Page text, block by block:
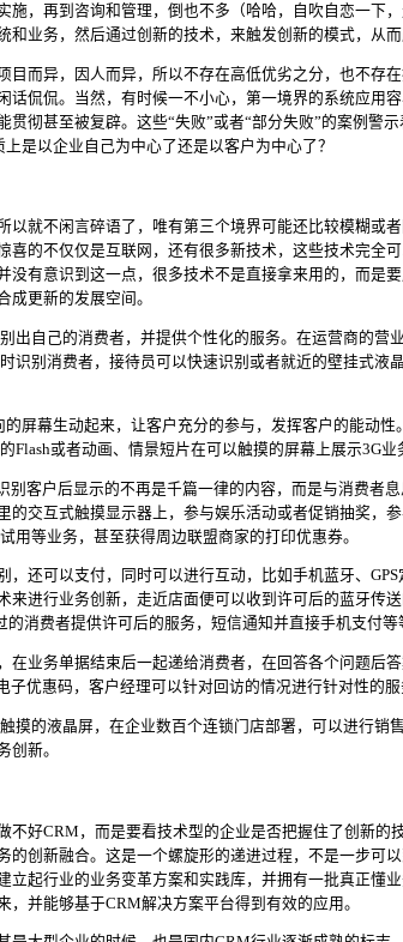
施，再到咨询和管理，倒也不多（哈哈，自吹自恋一下
业务，然后通过创新的技术，来触发创新的模式，从而
目而异，因人而异，所以不存在高低优劣之分，也不存
话侃侃。当然，有时候一不小心，第一境界的系统应用容
贯彻甚至被复辟。这些“失败”或者“部分失败”的案例警
是以企业自己为中心了还是以客户为中心了？
就不闲言碎语了，唯有第三个境界可能还比较模糊或者
喜的不仅仅是互联网，还有很多新技术，这些技术完全
没有意识到这一点，很多技术不是直接拿来用的，而是
成更新的发展空间。
出自己的消费者，并提供个性化的服务。在运营商的营
识别消费者，接待员可以快速识别或者就近的壁挂式液
的屏幕生动起来，让客户充分的参与，发挥客户的能动
Flash或者动画、情景短片在可以触摸的屏幕上展示3G业
别客户后显示的不再是千篇一律的内容，而是与消费者
的交互式触摸显示器上，参与娱乐活动或者促销抽奖，
用等业务，甚至获得周边联盟商家的打印优惠券。
，还可以支付，同时可以进行互动，比如手机蓝牙、
进行业务创新，走近店面便可以收到许可后的蓝牙传送
消费者提供许可后的服务，短信通知并直接手机支付等
在业务单据结束后一起递给消费者，在回答各个问题后
优惠码，客户经理可以针对回访的情况进行针对性的服
摸的液晶屏，在企业数百个连锁门店部署，可以进行销
创新。
不好CRM，而是要看技术型的企业是否把握住了创新的
的创新融合。这是一个螺旋形的递进过程，不是一步可
立起行业的业务变革方案和实践库，并拥有一批真正懂
并能够基于CRM解决方案平台得到有效的应用。